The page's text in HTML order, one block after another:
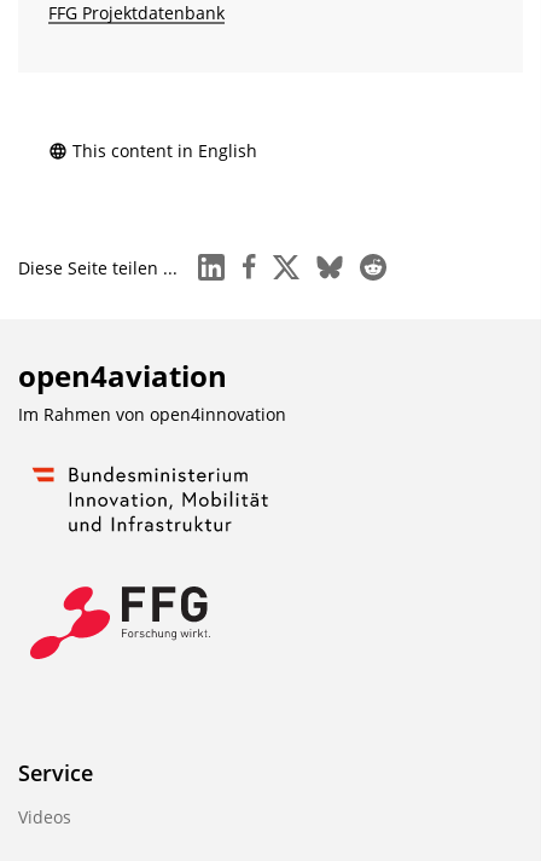
FFG Projektdatenbank
This content in English
Diese Seite teilen ... linkedinfacebook
x blueskyreddit
open4aviation
Im Rahmen von open4innovation
Service
Videos